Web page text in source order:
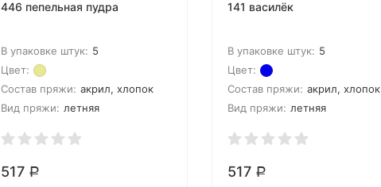
446 пепельная пудра
В упаковке штук: 5
Цвет:
Состав пряжи: акрил, хлопок
Вид пряжи: летняя
517 Р
141 василёк
В упаковке штук: 5
Цвет:
Состав пряжи: акрил, хлопок
Вид пряжи: летняя
517 Р